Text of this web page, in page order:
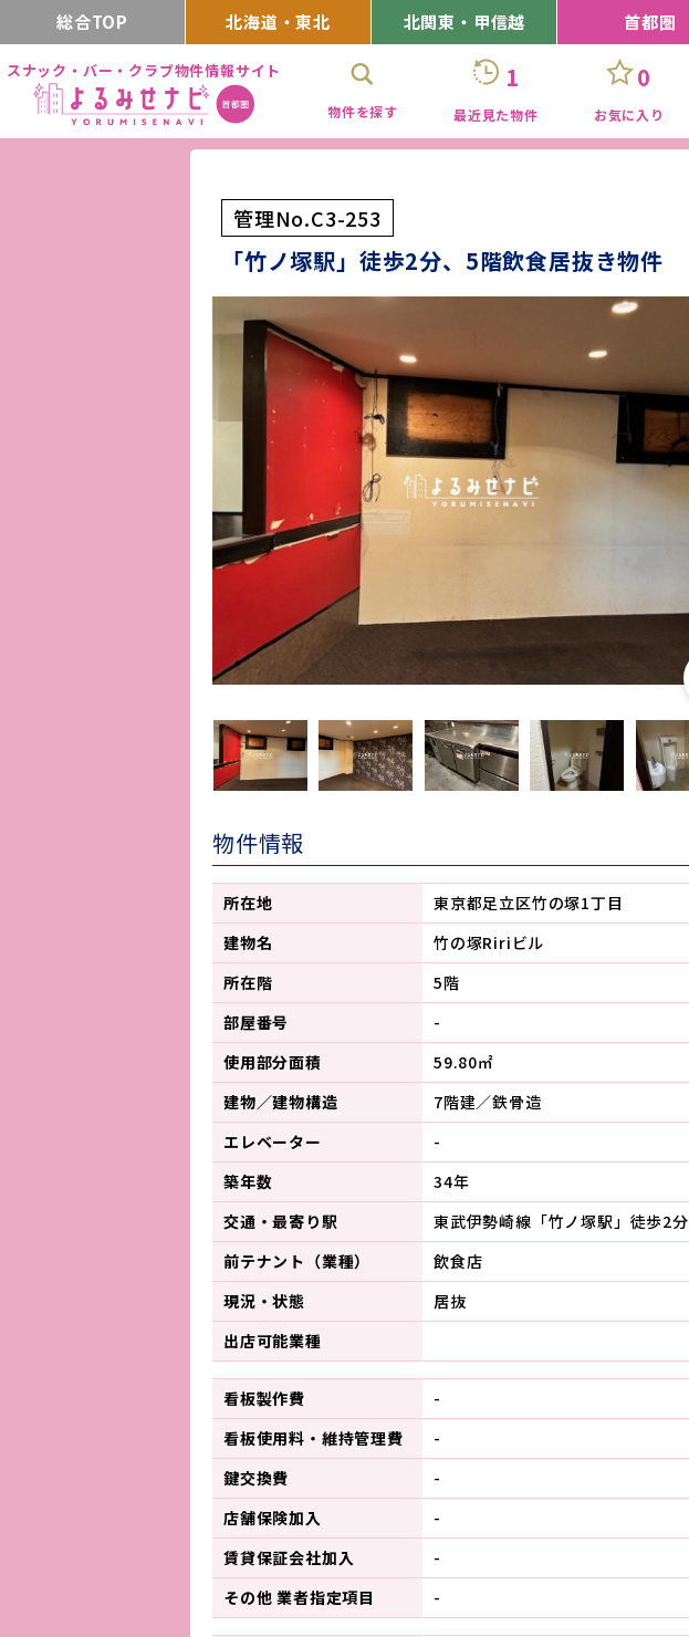
総合TOP 北海道・東北 北関東・甲信越 首都圏
スナック・バー・クラブ物件情報サイト
物件を探す
1
最近見た物件
0
お気に入り
管理No.C3-253
「竹ノ塚駅」徒歩2分、5階飲食居抜き物件
物件情報
所在地
東京都足立区竹の塚1丁目
建物名
竹の塚Ririビル
所在階
5階
部屋番号
-
使用部分面積
59.80㎡
建物／建物構造
7階建／鉄骨造
エレベーター
-
築年数
34年
交通・最寄り駅
東武伊勢崎線「竹ノ塚駅」徒歩2分
前テナント（業種）
飲食店
現況・状態
居抜
出店可能業種
看板製作費
-
看板使用料・ 維持管理費
-
鍵交換費
-
店舗保険加入
-
賃貸保証会社加入
-
その他 業者指定項目
-